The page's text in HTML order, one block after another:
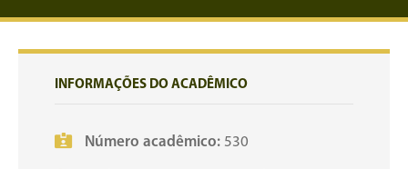
INFORMAÇÕES DO ACADÊMICO
Número acadêmico: 530